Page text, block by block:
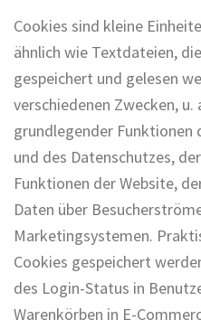
Cookies sind kleine
ähnlich wie Textdateien,
gespeichert und gelesen
verschiedenen Zwecken,
grundlegender Funktionen
und des Datenschutzes,
Funktionen der Website,
Daten über
Marketingsystemen.
Cookies gespeichert
des Login-Status in
Warenkörben in E-